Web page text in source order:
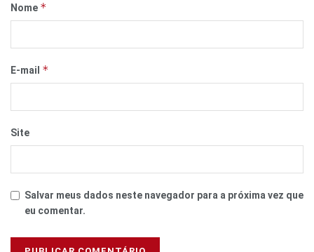
Nome *
E-mail *
Site
Salvar meus dados neste navegador para a próxima vez que
eu comentar.